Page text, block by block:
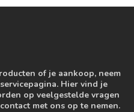
of je aankoop, neem
Hier vind je
op veelgestelde vragen
met ons op te nemen.